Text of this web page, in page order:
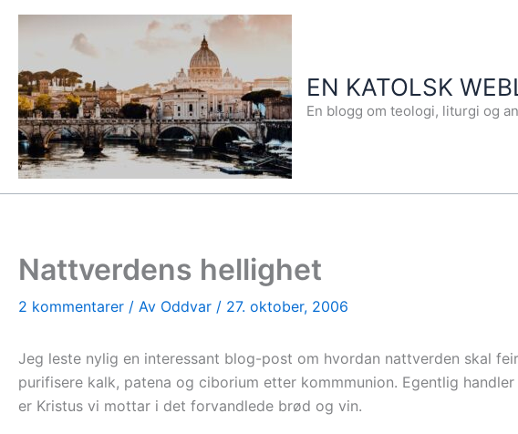
Hopp
innholdet
EN KATOLSK
En blogg om teologi, liturgi og
Nattverdens hellighet
2 kommentarer / Av Oddvar / 27. oktober, 2006
Jeg leste nylig en interessant blog-post om hvordan nattverden skal
purifisere kalk, patena og ciborium etter kommmunion. Egentlig
er Kristus vi mottar i det forvandlede brød og vin.